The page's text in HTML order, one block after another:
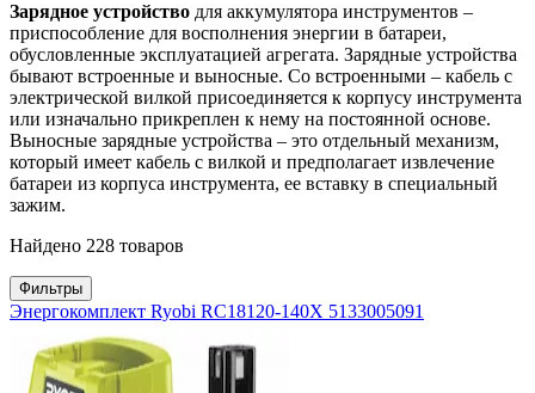
Зарядное устройство для аккумулятора инструментов –
приспособление для восполнения энергии в батареи,
обусловленные эксплуатацией агрегата. Зарядные устройства
бывают встроенные и выносные. Со встроенными – кабель с
электрической вилкой присоединяется к корпусу инструмента
или изначально прикреплен к нему на постоянной основе.
Выносные зарядные устройства – это отдельный механизм,
который имеет кабель с вилкой и предполагает извлечение
батареи из корпуса инструмента, ее вставку в специальный
зажим.
Найдено 228 товаров
Фильтры
Энергокомплект Ryobi RC18120-140X 5133005091